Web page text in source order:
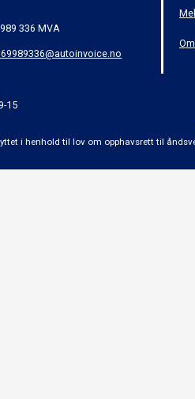
336 MVA
15
i henhold til lov om opphavsrett til